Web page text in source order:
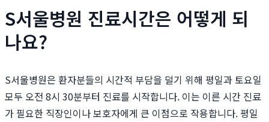
S서울병원 진료시간은 어떻게 되
나요?
S서울병원은 환자분들의 시간적 부담을 덜기 위해 평일과 토요일
모두 오전 8시 30분부터 진료를 시작합니다. 이는 이른 시간 진료
가 필요한 직장인이나 보호자에게 큰 이점으로 작용합니다. 평일